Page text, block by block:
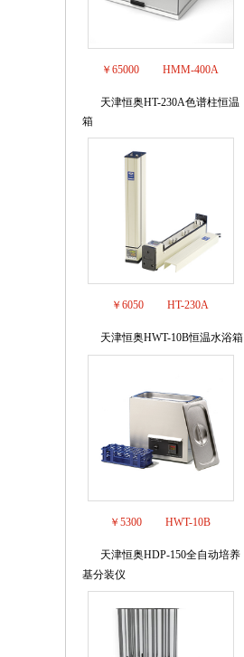
￥65000 HMM-400A
天津恒奥HT-230A色谱柱恒温
箱
￥6050 HT-230A
天津恒奥HWT-10B恒温水浴箱
￥5300 HWT-10B
天津恒奥HDP-150全自动培养
基分装仪